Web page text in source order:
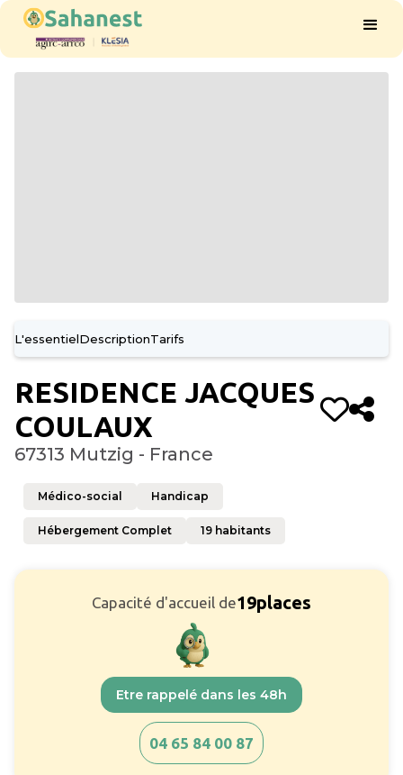
L'essentielDescriptionTarifs
RESIDENCE JACQUES
COULAUX
67313 Mutzig - France
Médico-social Handicap
Hébergement Complet 19 habitants
Capacité d'accueil de19places
Etre rappelé dans les 48h
04 65 84 00 87